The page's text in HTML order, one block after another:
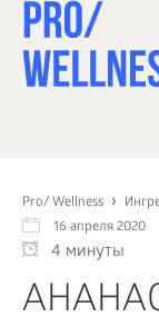
Pro/ Wellness
16 апреля 2020
4 минуты
СПОРТ
ЗДОРОВЬЕ
КРАСОТА